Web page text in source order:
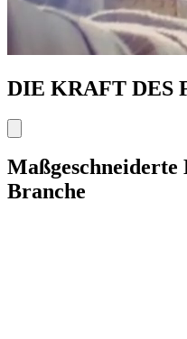
DIE KRAFT DES
Branche